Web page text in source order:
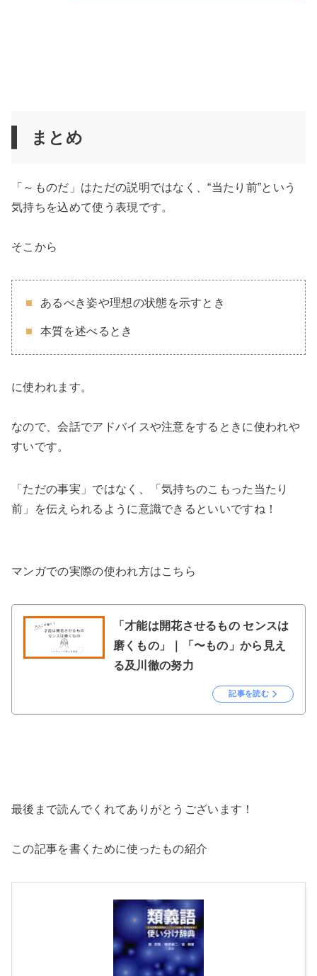
まとめ
「～ものだ」はただの説明ではなく、“当たり前”という
気持ちを込めて使う表現です。
そこから
あるべき姿や理想の状態を示すとき
本質を述べるとき
に使われます。
なので、会話でアドバイスや注意をするときに使われや
すいです。
「ただの事実」ではなく、「気持ちのこもった当たり
前」を伝えられるように意識できるといいですね！
マンガでの実際の使われ方はこちら
「才能は開花させるもの センスは
磨くもの」｜「〜もの」から見え
る及川徹の努力
記事を読む
最後まで読んでくれてありがとうございます！
この記事を書くために使ったもの紹介